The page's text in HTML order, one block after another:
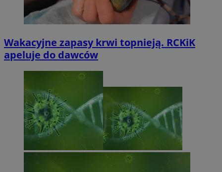
Wakacyjne zapasy krwi topnieją. RCKiK
apeluje do dawców